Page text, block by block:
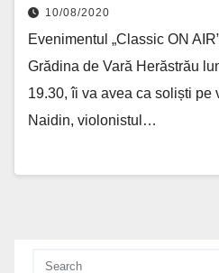
10/08/2020
Evenimentul „Classic ON
Grădina de Vară Herăstrău
19.30, îi va avea ca soliști pe
Naidin, violonistul…